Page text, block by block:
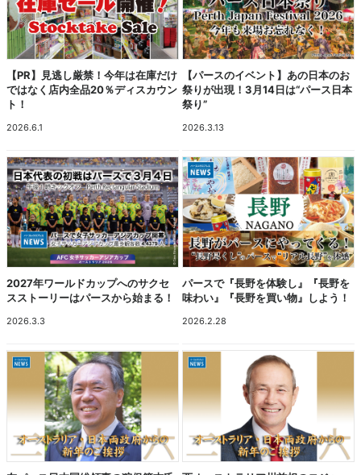
【PR】見逃し厳禁！今年は在庫だけ
ではなく店内全品20％ディスカウン
ト！
2026.6.1
【パースのイベント】あの日本のお
祭りが出現！3月14日は“パース日本
祭り”
2026.3.13
2027年ワールドカップへのサクセ
スストーリーはパースから始まる！
2026.3.3
パースで『長野を体験し』『長野を
味わい』『長野を買い物』しよう！
2026.2.28